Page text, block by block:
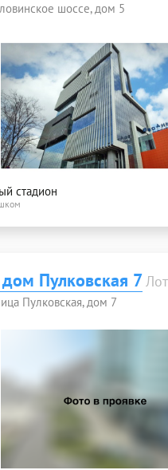
шоссе, дом 5
стадион
Пулковская 7
Пулковская, дом 7